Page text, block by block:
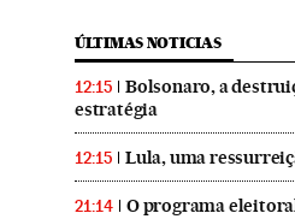
ÚLTIMAS NOTICIAS
12:15
Bolsonaro, a
estratégia
12:15 Lula, uma
21:14
O programa